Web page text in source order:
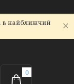
в найближчий